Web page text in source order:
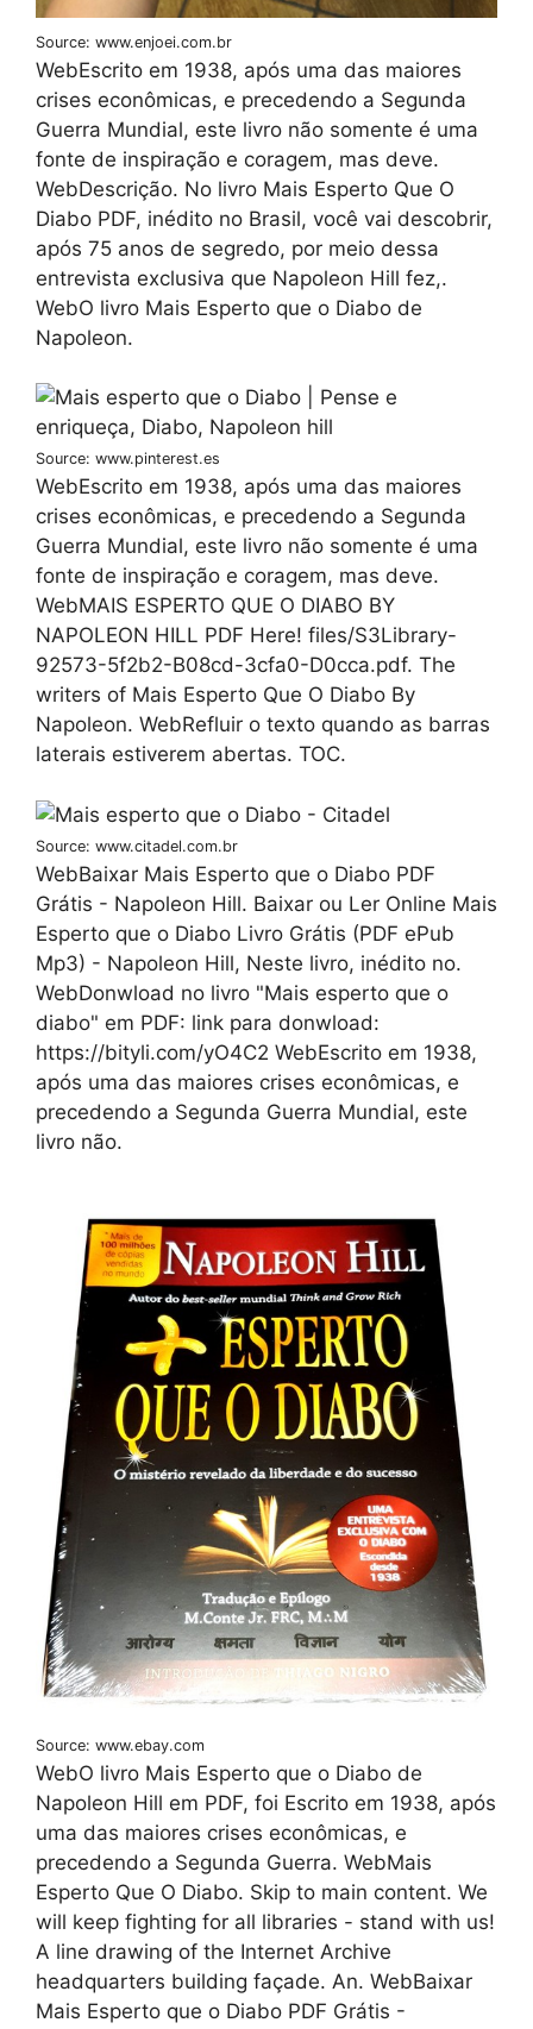
Source: www.enjoei.com.br
WebEscrito em 1938, após uma das maiores
crises econômicas, e precedendo a Segunda
Guerra Mundial, este livro não somente é uma
fonte de inspiração e coragem, mas deve.
WebDescrição. No livro Mais Esperto Que O
Diabo PDF, inédito no Brasil, você vai descobrir,
após 75 anos de segredo, por meio dessa
entrevista exclusiva que Napoleon Hill fez,.
WebO livro Mais Esperto que o Diabo de
Napoleon.
Source: www.pinterest.es
WebEscrito em 1938, após uma das maiores
crises econômicas, e precedendo a Segunda
Guerra Mundial, este livro não somente é uma
fonte de inspiração e coragem, mas deve.
WebMAIS ESPERTO QUE O DIABO BY
NAPOLEON HILL PDF Here! files/S3Library-
92573-5f2b2-B08cd-3cfa0-D0cca.pdf. The
writers of Mais Esperto Que O Diabo By
Napoleon. WebRefluir o texto quando as barras
laterais estiverem abertas. TOC.
Source: www.citadel.com.br
WebBaixar Mais Esperto que o Diabo PDF
Grátis - Napoleon Hill. Baixar ou Ler Online Mais
Esperto que o Diabo Livro Grátis (PDF ePub
Mp3) - Napoleon Hill, Neste livro, inédito no.
WebDonwload no livro "Mais esperto que o
diabo" em PDF: link para donwload:
https://bityli.com/yO4C2 WebEscrito em 1938,
após uma das maiores crises econômicas, e
precedendo a Segunda Guerra Mundial, este
livro não.
Source: www.ebay.com
WebO livro Mais Esperto que o Diabo de
Napoleon Hill em PDF, foi Escrito em 1938, após
uma das maiores crises econômicas, e
precedendo a Segunda Guerra. WebMais
Esperto Que O Diabo. Skip to main content. We
will keep fighting for all libraries - stand with us!
A line drawing of the Internet Archive
headquarters building façade. An. WebBaixar
Mais Esperto que o Diabo PDF Grátis -